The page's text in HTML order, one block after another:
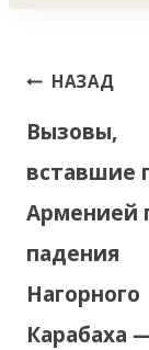
записям
НАЗАД
Вызовы,
вставшие
Арменией
падения
Нагорного
Карабаха